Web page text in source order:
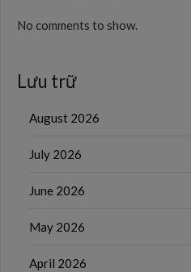
No comments to show.
Lưu trữ
August 2026
July 2026
June 2026
May 2026
April 2026